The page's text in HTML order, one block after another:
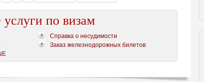
по визам
Справка о несудимости
Заказ железнодорожных билетов